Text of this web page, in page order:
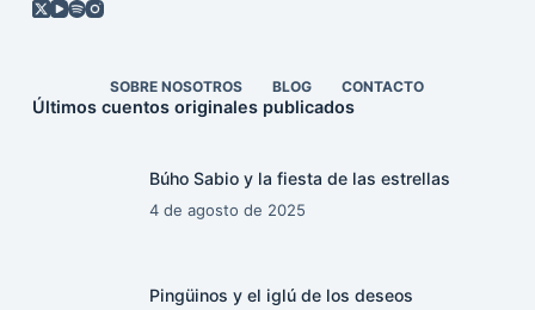
SOBRE NOSOTROS BLOG CONTACTO
Últimos cuentos originales publicados
Búho Sabio y la fiesta de las estrellas
4 de agosto de 2025
Pingüinos y el iglú de los deseos